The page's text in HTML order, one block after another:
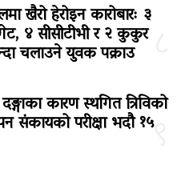
खैरो हेरोइन कारोबारः ३
४ सीसीटीभी र २ कुकुर
चलाउने युवक पक्राउ
९
कारण स्थगित त्रिविको
संकायको परीक्षा भदौ १५